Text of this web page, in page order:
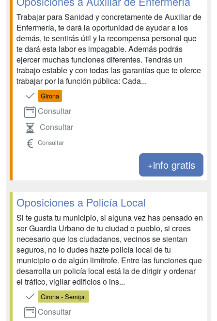
Trabajar para Sanidad y concretamente de Auxiliar de
Enfermería, te dará la oportunidad de ayudar a los
demás, te sentirás útil y la recompensa personal que
te dará esta labor es impagable. Además podrás
ejercer muchas funciones diferentes. Tendrás un
trabajo estable y con todas las garantías que te oferce
trabajar por la función pública: Cada...
Girona
Consultar
Consultar
Consultar
+info gratis
Oposiciones a Policía Local
Si te gusta tu municipio, si alguna vez has pensado en
ser Guardia Urbano de tu ciudad o pueblo, si crees
necesario que los ciudadanos, vecinos se sientan
seguros, no lo dudes hazte policía local de tu
municipio o de algún limítrofe. Entre las funciones que
desarrolla un policía local está la de dirigir y ordenar
el tráfico, vigilar edificios o ins...
Girona - Semipr.
Consultar